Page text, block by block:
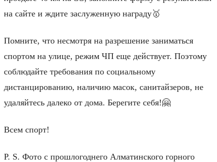
на сайте и ждите заслуженную награду🥇
Помните, что несмотря на разрешение заниматься
спортом на улице, режим ЧП еще действует. Поэтому
соблюдайте требования по социальному
дистанцированию, наличию масок, санитайзеров, не
удаляйтесь далеко от дома. Берегите себя!🤗
Всем спорт!
P. S. Фото с прошлогоднего Алматинского горного